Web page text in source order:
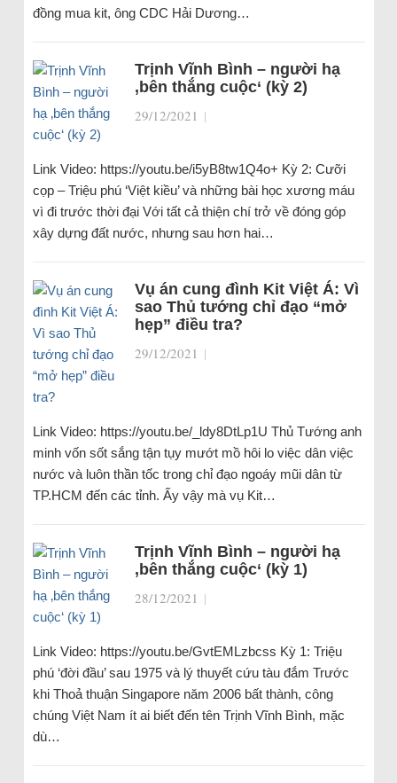
đồng mua kit, ông CDC Hải Dương…
Trịnh Vĩnh Bình – người hạ
‚bên thắng cuộc‘ (kỳ 2)
29/12/2021 |
Link Video: https://youtu.be/i5yB8tw1Q4o+ Kỳ 2: Cưỡi
cọp – Triệu phú ‘Việt kiều’ và những bài học xương máu
vì đi trước thời đại Với tất cả thiện chí trở về đóng góp
xây dựng đất nước, nhưng sau hơn hai…
Vụ án cung đình Kit Việt Á: Vì
sao Thủ tướng chỉ đạo “mở
hẹp” điều tra?
29/12/2021 |
Link Video: https://youtu.be/_ldy8DtLp1U Thủ Tướng anh
minh vốn sốt sắng tận tụy mướt mồ hôi lo việc dân việc
nước và luôn thần tốc trong chỉ đạo ngoáy mũi dân từ
TP.HCM đến các tỉnh. Ấy vậy mà vụ Kit…
Trịnh Vĩnh Bình – người hạ
‚bên thắng cuộc‘ (kỳ 1)
28/12/2021 |
Link Video: https://youtu.be/GvtEMLzbcss Kỳ 1: Triệu
phú ‘đời đầu’ sau 1975 và lý thuyết cứu tàu đắm Trước
khi Thoả thuận Singapore năm 2006 bất thành, công
chúng Việt Nam ít ai biết đến tên Trịnh Vĩnh Bình, mặc
dù…